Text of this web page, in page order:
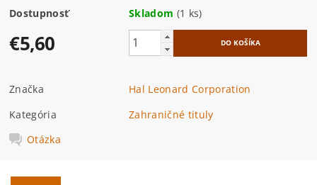
Dostupnosť Skladom (1 ks)
€5,60
Značka
Hal Leonard Corporation
Kategória
Zahraničné tituly
Otázka